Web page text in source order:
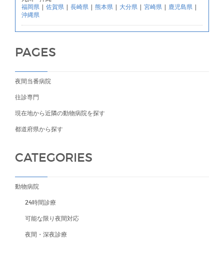
福岡県 | 佐賀県 | 長崎県 | 熊本県 | 大分県 | 宮崎県 | 鹿児島県 |
沖縄県
PAGES
夜間当番病院
往診専門
現在地から近隣の動物病院を探す
都道府県から探す
CATEGORIES
動物病院
24時間診療
可能な限り夜間対応
夜間・深夜診療